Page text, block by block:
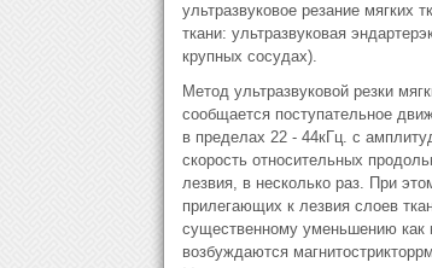
ультразвуковое резание мягких
ткани: ультразвуковая
крупных сосудах).
Метод ультразвуковой резки
сообщается поступательное
в пределах 22 - 44кГц. с
скорость относительных
лезвия, в несколько раз. При
прилегающих к лезвия слоев
существенному уменьшению как
возбуждаются